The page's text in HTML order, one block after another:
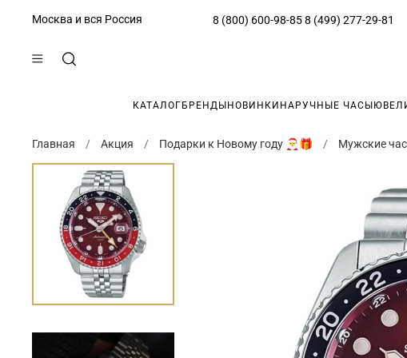
Москва и вся Россия 8 (800) 600-98-85 8 (499) 277-29-81
КАТАЛОГ БРЕНДЫ НОВИНКИ НАРУЧНЫЕ ЧАСЫ
Главная Акция Подарки к Новому году 🎅🎁 Мужские